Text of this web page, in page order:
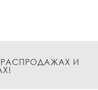
РАСПРОДАЖАХ И